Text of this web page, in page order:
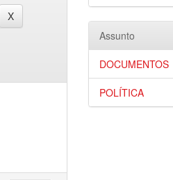
Assunto
DOCUMENTOS
POLÍTICA